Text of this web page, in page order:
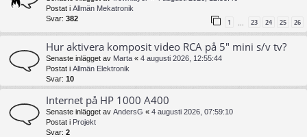
Postat i Allmän Mekatronik
Svar: 382 1 23 24 25 26
Hur aktivera komposit video RCA på 5" mini s/v tv?
Senaste inlägget av Marta « 4 augusti 2026, 12:55:44
Postat i Allmän Elektronik
Svar: 10
Internet på HP 1000 A400
Senaste inlägget av AndersG « 4 augusti 2026, 07:59:10
Postat i Projekt
Svar: 2